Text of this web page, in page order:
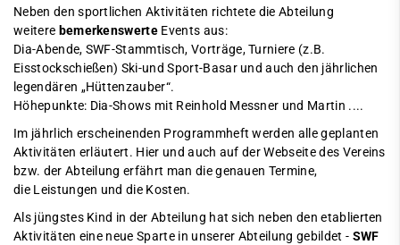
Neben den sportlichen Aktivitäten richtete die Abteilung
weitere bemerkenswerte Events aus:
Dia-Abende, SWF-Stammtisch, Vorträge, Turniere (z.B.
Eisstockschießen) Ski-und Sport-Basar und auch den jährlichen
legendären „Hüttenzauber“.
Höhepunkte: Dia-Shows mit Reinhold Messner und Martin ....
Im jährlich erscheinenden Programmheft werden alle geplanten
Aktivitäten erläutert. Hier und auch auf der Webseite des Vereins
bzw. der Abteilung erfährt man die genauen Termine,
die Leistungen und die Kosten.
Als jüngstes Kind in der Abteilung hat sich neben den etablierten
Aktivitäten eine neue Sparte in unserer Abteilung gebildet - SWF